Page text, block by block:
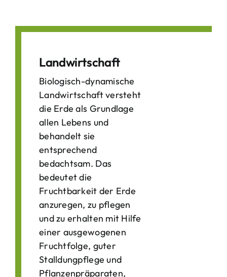
Landwirtschaft
Biologisch-dynamische
Landwirtschaft versteht
die Erde als Grundlage
allen Lebens und
behandelt sie
entsprechend
bedachtsam. Das
bedeutet die
Fruchtbarkeit der Erde
anzuregen, zu pflegen
und zu erhalten mit Hilfe
einer ausgewogenen
Fruchtfolge, guter
Stalldungpflege und
Pflanzenpräparaten,